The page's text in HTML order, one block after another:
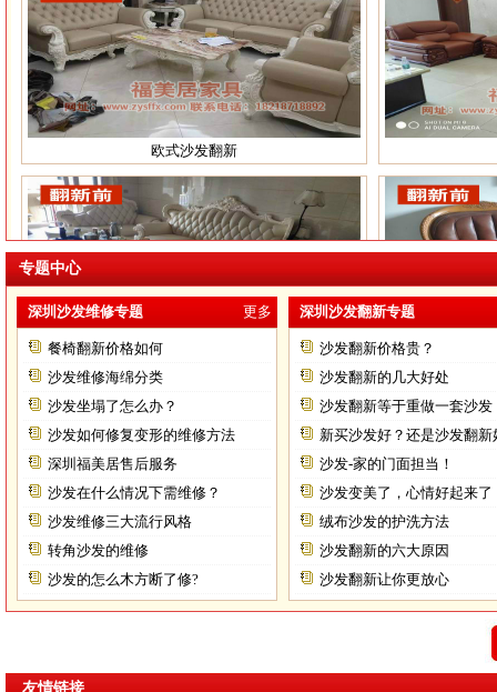
欧式沙发翻新
罗湖沙发维修
专题中心
深圳沙发维修专题 更多
餐椅翻新价格如何
沙发维修海绵分类
沙发坐塌了怎么办？
沙发如何修复变形的维修方法
深圳福美居售后服务
沙发在什么情况下需维修？
沙发维修三大流行风格
转角沙发的维修
沙发的怎么木方断了修?
深圳沙发翻新专题
沙发翻新价格贵？
沙发翻新的几大好处
沙发翻新等于重做一套沙发
新买沙发好？还是沙发翻新
沙发-家的门面担当！
沙发变美了，心情好起来了
绒布沙发的护洗方法
沙发翻新的六大原因
沙发翻新让你更放心
友情链接